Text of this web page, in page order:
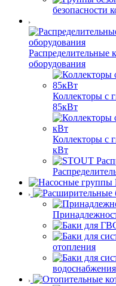
безопасности
Распределительные
оборудования
Коллекторы с
85кВт
Коллекторы с
кВт
отопления
водоснабжения